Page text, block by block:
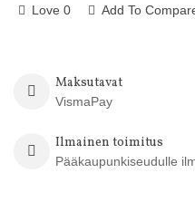
Love 0 Add To
Maksutavat
VismaPay
Ilmainen toimitus
Pääkaupunkiseudulle